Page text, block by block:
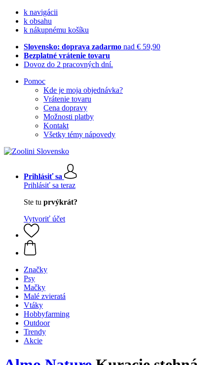
k navigácii
k obsahu
k nákupnému košíku
Slovensko: doprava zadarmo nad € 59,90
Bezplatné vrátenie tovaru
Dovoz do 2 pracovných dní.
Pomoc
Kde je moja objednávka?
Vrátenie tovaru
Cena dopravy
Možnosti platby
Kontakt
Všetky témy nápovedy
Prihlásiť sa
Prihlásiť sa teraz
Ste tu prvýkrát?
Vytvoriť účet
Značky
Psy
Mačky
Malé zvieratá
Vtáky
Hobbyfarming
Outdoor
Trendy
Akcie